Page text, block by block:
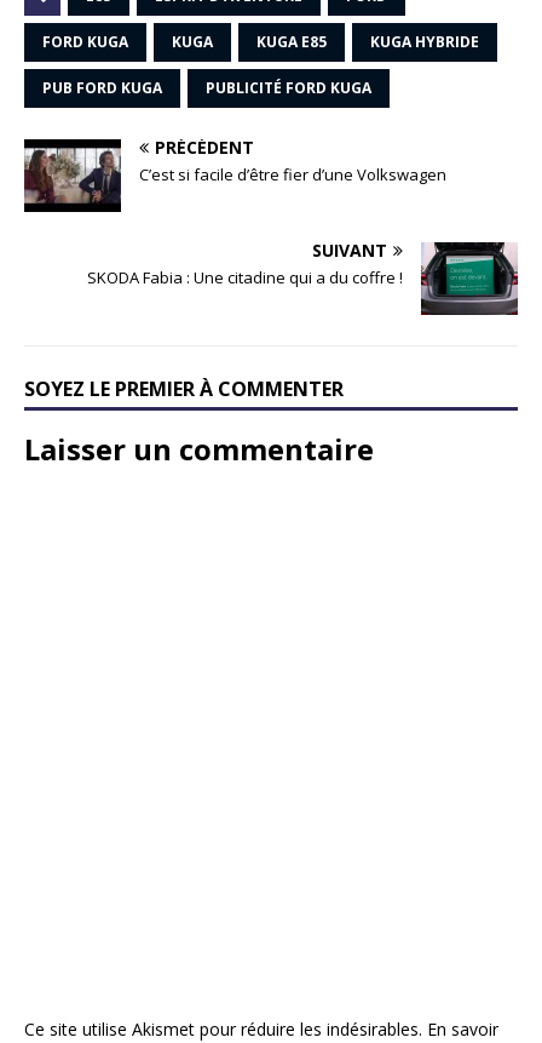
FORD KUGA KUGA KUGA E85 KUGA HYBRIDE
PUB FORD KUGA PUBLICITÉ FORD KUGA
PRÉCÉDENT
C’est si facile d’être fier d’une Volkswagen
SUIVANT
SKODA Fabia : Une citadine qui a du coffre !
SOYEZ LE PREMIER À COMMENTER
Laisser un commentaire
Ce site utilise Akismet pour réduire les indésirables. En savoir